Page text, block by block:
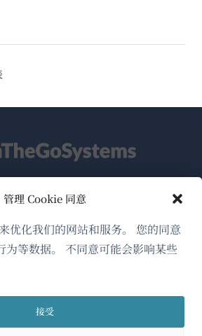
管理 Cookie 同意
优化我们的网站和服务。 您的同意
为等数据。 不同意可能会影响某些
接受
简体中文
关于WPML
GDPR与隐私政策
加入我们的团队（在
中
新
口
新
窗
口
新
口